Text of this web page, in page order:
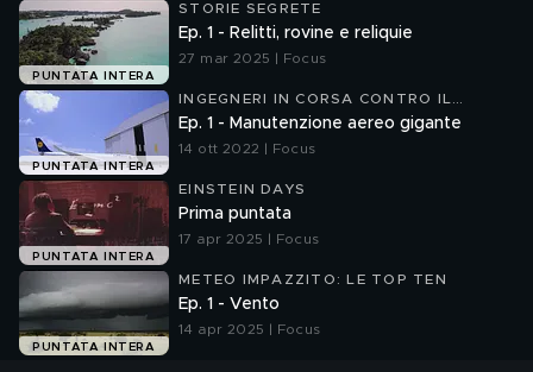
PUNTATA INTERA
STORIE SEGRETE
Ep. 1 - Relitti, rovine e reliquie
27 mar 2025 | Focus
PUNTATA INTERA
INGEGNERI IN CORSA CONTRO IL
TEMPO
Ep. 1 - Manutenzione aereo gigante
14 ott 2022 | Focus
PUNTATA INTERA
EINSTEIN DAYS
Prima puntata
17 apr 2025 | Focus
PUNTATA INTERA
METEO IMPAZZITO: LE TOP TEN
Ep. 1 - Vento
14 apr 2025 | Focus